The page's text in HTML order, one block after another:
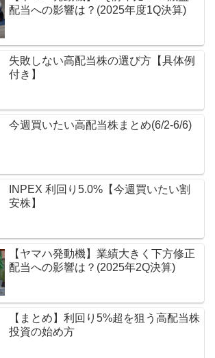
配当への影響は？(2025年度1Q決算)
失敗しない高配当株の選び方【具体例
付き】
今週買いたい高配当株まとめ(6/2-6/6)
INPEX 利回り5.0%【今週買いたい割
安株】
【ヤマハ発動機】業績大きく下方修正
配当への影響は？(2025年2Q決算)
【まとめ】利回り5%超を狙う高配当株
投資の始め方